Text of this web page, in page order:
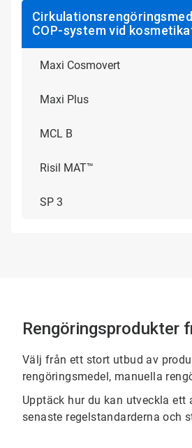
COP-system vid
Maxi Cosmovert
Maxi Plus
MCL B
Risil MAT™
SP 3
Rengöringsprodukter
Välj från ett stort utbud av
rengöringsmedel, manuella
Upptäck hur du kan utveckla
senaste regelstandarderna och